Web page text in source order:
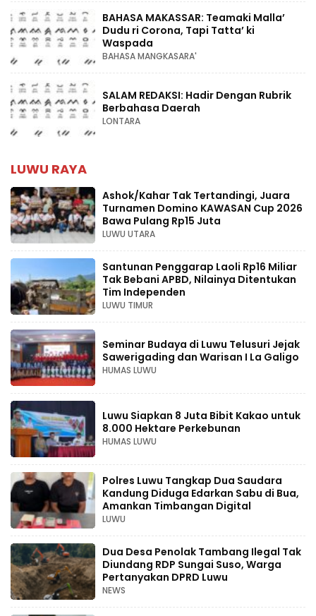
BAHASA MAKASSAR: Teamaki Malla’
Dudu ri Corona, Tapi Tatta’ ki
Waspada
BAHASA MANGKASARA'
SALAM REDAKSI: Hadir Dengan Rubrik
Berbahasa Daerah
LONTARA
LUWU RAYA
Ashok/Kahar Tak Tertandingi, Juara
Turnamen Domino KAWASAN Cup 2026
Bawa Pulang Rp15 Juta
LUWU UTARA
Santunan Penggarap Laoli Rp16 Miliar
Tak Bebani APBD, Nilainya Ditentukan
Tim Independen
LUWU TIMUR
Seminar Budaya di Luwu Telusuri Jejak
Sawerigading dan Warisan I La Galigo
HUMAS LUWU
Luwu Siapkan 8 Juta Bibit Kakao untuk
8.000 Hektare Perkebunan
HUMAS LUWU
Polres Luwu Tangkap Dua Saudara
Kandung Diduga Edarkan Sabu di Bua,
Amankan Timbangan Digital
LUWU
Dua Desa Penolak Tambang Ilegal Tak
Diundang RDP Sungai Suso, Warga
Pertanyakan DPRD Luwu
NEWS